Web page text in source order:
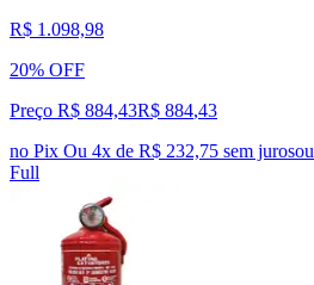
R$ 1.098,98
20% OFF
Preço R$ 884,43R$ 884,43
no Pix Ou 4x de R$ 232,75 sem jurosou
Full